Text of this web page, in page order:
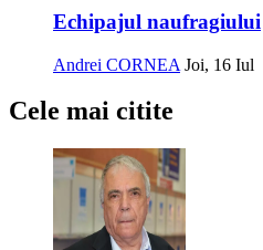
Echipajul naufragiului
Andrei CORNEA Joi, 16 Iul
Cele mai citite